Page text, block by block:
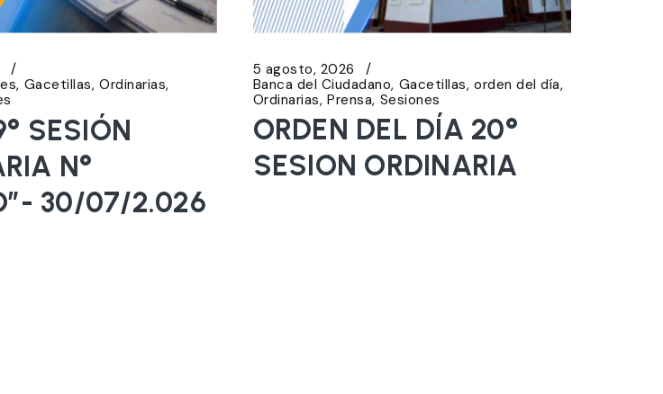
Gacetillas Ordinarias
SESIÓN
N°
30/07/2.026
5 agosto, 2026
Banca del Ciudadano Gacetillas orden del día
Ordinarias Prensa Sesiones
ORDEN DEL DÍA 20°
SESION ORDINARIA